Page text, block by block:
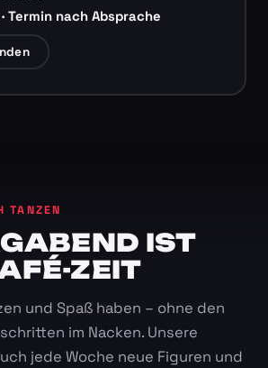
Termin nach Absprache
TANZEN
IST
ZEIT
und Spaß haben – ohne den
im Nacken. Unsere
jede Woche neue Figuren und